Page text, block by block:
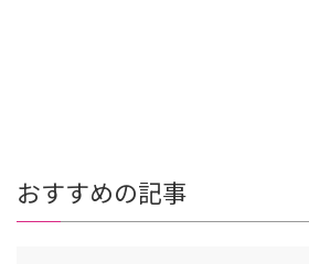
おすすめの記事